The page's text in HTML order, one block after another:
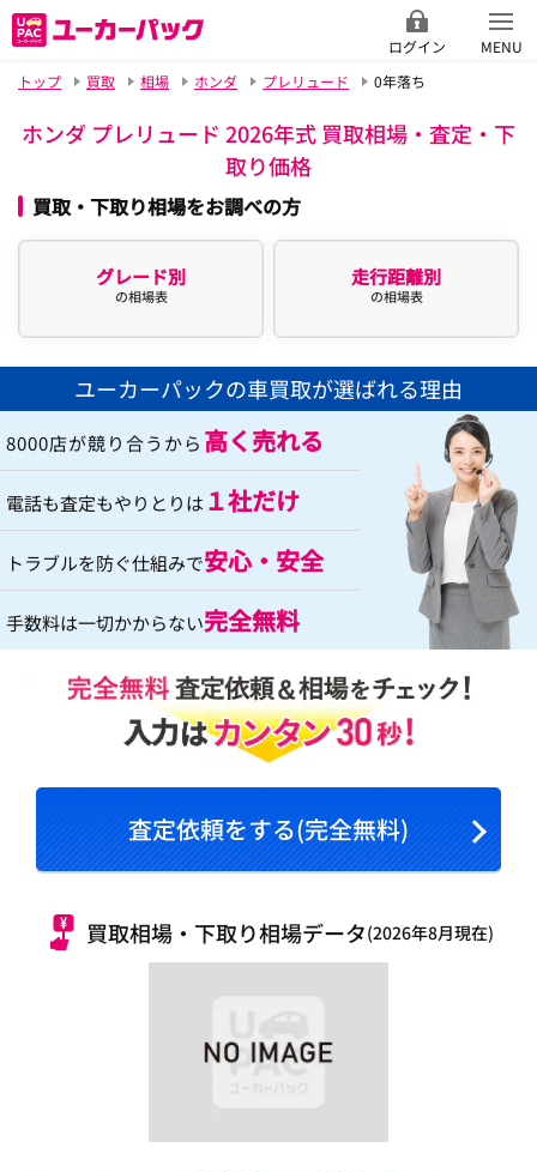
ログイン
MENU
トップ
買取 相場 ホンダ プレリュード 0年落ち
ホンダ プレリュード 2026年式 買取相場・査定・下
取り価格
買取・下取り相場をお調べの方
グレード別
の相場表
走行距離別
の相場表
ユーカーパックの車買取が選ばれる理由
8000店が競り合うから 高く売れる
電話も査定もやりとりは １社だけ
トラブルを防ぐ仕組みで安心・安全
手数料は一切かからない完全無料
査定依頼をする(完全無料)
買取相場・下取り相場データ(2026年8月現在)